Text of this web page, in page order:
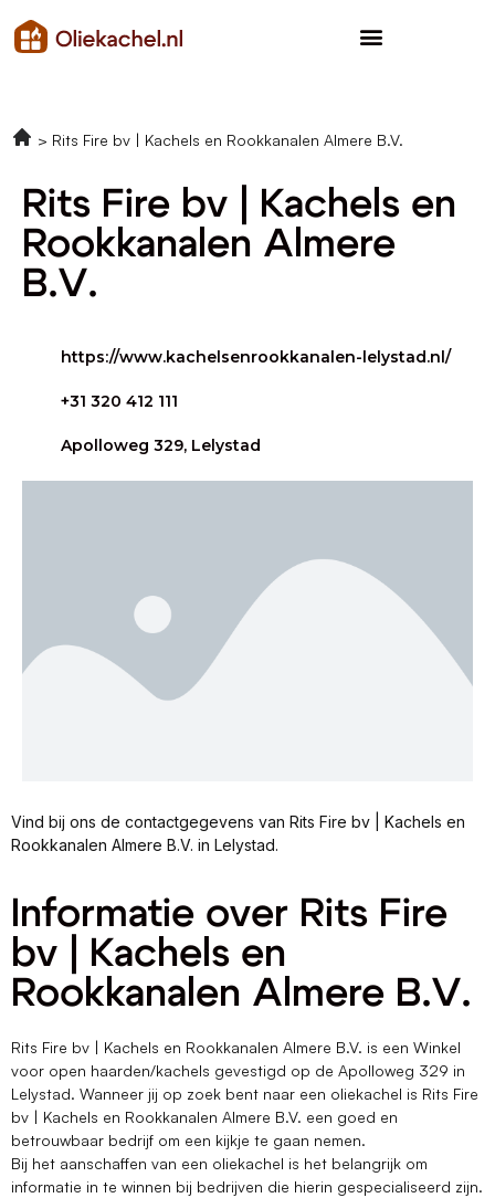
Rits Fire bv | Kachels en Rookkanalen Almere B.V.
Rits Fire bv | Kachels en
Rookkanalen Almere
B.V.
https://www.kachelsenrookkanalen-lelystad.nl/
+31 320 412 111
Apolloweg 329, Lelystad
Vind bij ons de contactgegevens van Rits Fire bv | Kachels en
Rookkanalen Almere B.V. in Lelystad.
Informatie over Rits Fire
bv | Kachels en
Rookkanalen Almere B.V.
Rits Fire bv | Kachels en Rookkanalen Almere B.V. is een Winkel
voor open haarden/kachels gevestigd op de Apolloweg 329 in
Lelystad. Wanneer jij op zoek bent naar een oliekachel is Rits Fire
bv | Kachels en Rookkanalen Almere B.V. een goed en
betrouwbaar bedrijf om een kijkje te gaan nemen.
Bij het aanschaffen van een oliekachel is het belangrijk om
informatie in te winnen bij bedrijven die hierin gespecialiseerd zijn.